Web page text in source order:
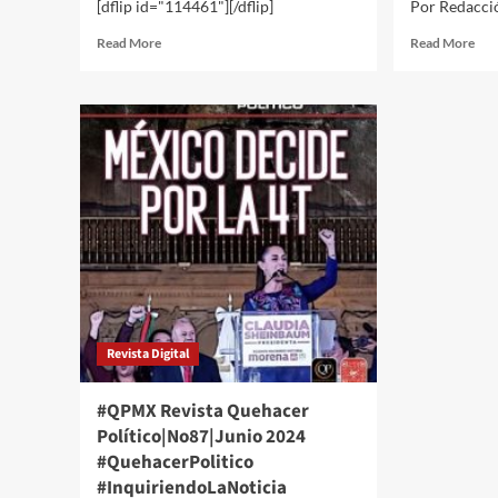
[dflip id="114461"][/dflip]
Read MoreRead
#QPMX
Revista
Quehacer
Político|No
95|Febrero
2025
#QuehacerPolitico
#InquiriendoLaNoticia
Por
Read MoreRead
Revista Digital
#QPMX Revista Quehacer
Político|No87|Junio 2024
#QuehacerPolitico
#InquiriendoLaNoticia